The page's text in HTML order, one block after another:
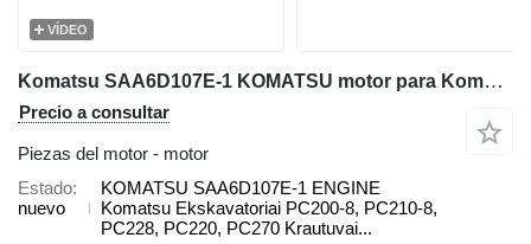
VÍDEO
Komatsu SAA6D107E-1 KOMATSU motor para Komatsu PC200-8, PC210-8, PC228, PC220, PC270, WA200, WA250, WA270, WA320, WA380 excavadora
Precio a consultar
Piezas del motor - motor
Estado
nuevo
KOMATSU SAA6D107E-1 ENGINE
Komatsu Ekskavatoriai PC200-8, PC210-8,
PC228, PC220, PC270 Krautuvai...